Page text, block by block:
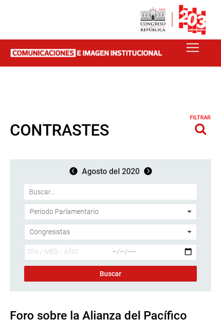
CONTRASTES
FILTRAR
Agosto del 2020
Foro sobre la Alianza del Pacífico